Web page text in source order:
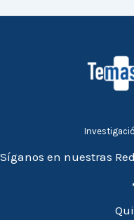
Síganos en nuestras